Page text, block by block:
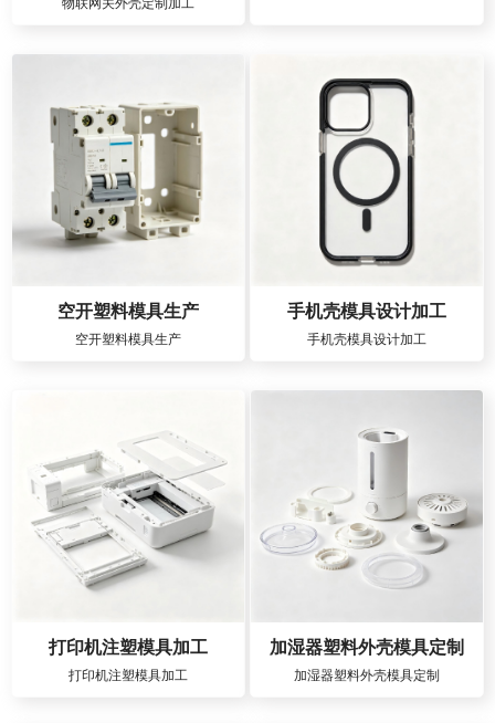
空开塑料模具生产
空开塑料模具生产
手机壳模具设计加工
手机壳模具设计加工
打印机注塑模具加工
打印机注塑模具加工
加湿器塑料外壳模具定制
加湿器塑料外壳模具定制